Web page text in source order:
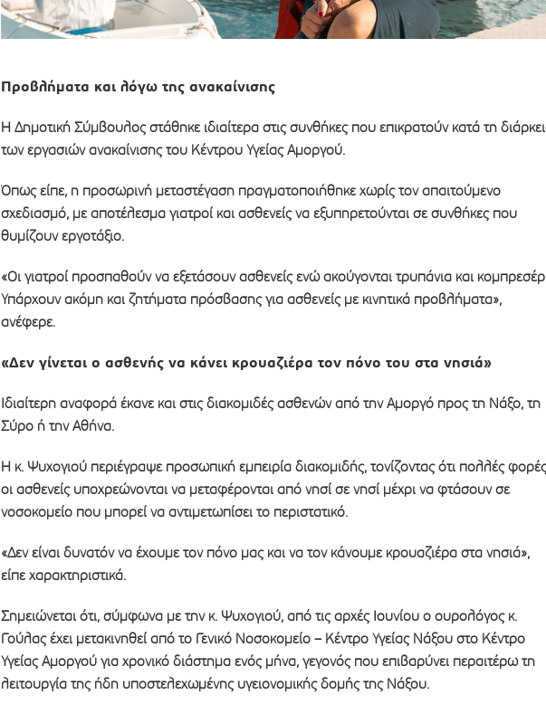
Προβλήματα και λόγω της ανακαίνισης
Η Δημοτική Σύμβουλος στάθηκε ιδιαίτερα στις συνθήκες που επικρατούν κατά τη
των εργασιών ανακαίνισης του Κέντρου Υγείας Αμοργού.
Όπως είπε, η προσωρινή μεταστέγαση πραγματοποιήθηκε χωρίς τον απαιτούμενο
σχεδιασμό, με αποτέλεσμα γιατροί και ασθενείς να εξυπηρετούνται σε συνθήκες που
θυμίζουν εργοτάξιο.
«Οι γιατροί προσπαθούν να εξετάσουν ασθενείς ενώ ακούγονται τρυπάνια και
Υπάρχουν ακόμη και ζητήματα πρόσβασης για ασθενείς με κινητικά προβλήματα»,
ανέφερε.
«Δεν γίνεται ο ασθενής να κάνει κρουαζιέρα τον πόνο του στα νησιά»
Ιδιαίτερη αναφορά έκανε και στις διακομιδές ασθενών από την Αμοργό προς τη Νάξο, τη
Σύρο ή την Αθήνα.
Η κ. Ψυχογιού περιέγραψε προσωπική εμπειρία διακομιδής, τονίζοντας ότι πολλές φορές
οι ασθενείς υποχρεώνονται να μεταφέρονται από νησί σε νησί μέχρι να φτάσουν σε
νοσοκομείο που μπορεί να αντιμετωπίσει το περιστατικό.
«Δεν είναι δυνατόν να έχουμε τον πόνο μας και να τον κάνουμε κρουαζιέρα στα νησιά»,
είπε χαρακτηριστικά.
Σημειώνεται ότι, σύμφωνα με την κ. Ψυχογιού, από τις αρχές Ιουνίου ο ουρολόγος κ.
Γούλας έχει μετακινηθεί από το Γενικό Νοσοκομείο – Κέντρο Υγείας Νάξου στο Κέντρο
Υγείας Αμοργού για χρονικό διάστημα ενός μήνα, γεγονός που επιβαρύνει περαιτέρω τη
λειτουργία της ήδη υποστελεχωμένης υγειονομικής δομής της Νάξου.